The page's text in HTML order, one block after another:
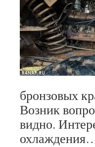
бронзовых
Возник
видно.